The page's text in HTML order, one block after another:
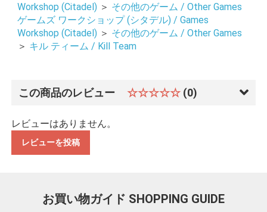
お買い物を続ける カートへ進む
Workshop (Citadel) ＞ その他のゲーム / Other Games
ゲームズ ワークショップ (シタデル) / Games
Workshop (Citadel) ＞ その他のゲーム / Other Games
＞ キル ティーム / Kill Team
この商品のレビュー ☆☆☆☆☆ (0)
レビューはありません。
レビューを投稿
お買い物ガイド SHOPPING GUIDE